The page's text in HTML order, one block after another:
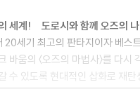
세계! 도로시와 함께 오즈의
세기 최고의 판타지이자 베스
바움의 〈오즈의 마법사〉를 다시
수 있도록 현대적인 삽화로 재탄